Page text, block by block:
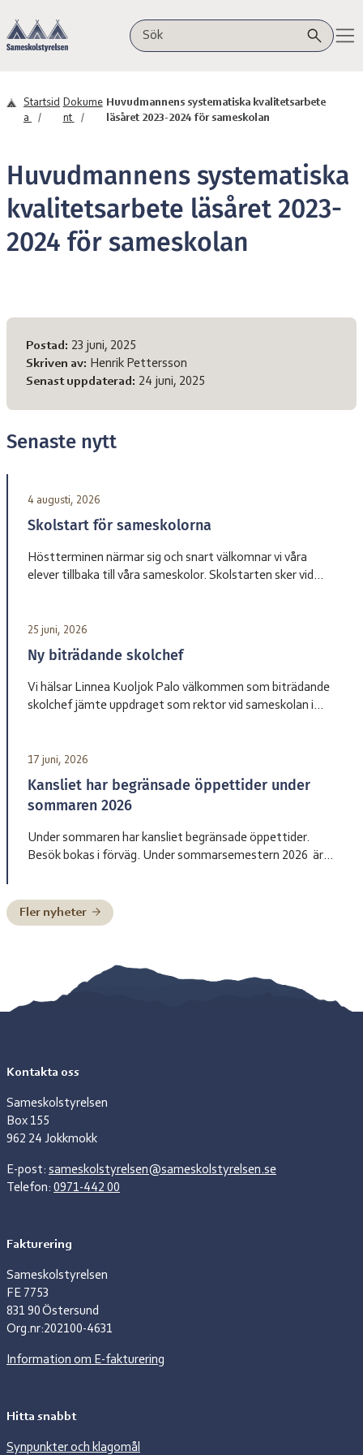
Sameskolstyrelsen
Sök på webbplatsen
Startsid
a
Dokume
nt
Huvudmannens systematiska kvalitetsarbete
läsåret 2023-2024 för sameskolan
Huvudmannens systematiska
kvalitetsarbete läsåret 2023-
2024 för sameskolan
Meta-information
Postad: 23 juni, 2025
Skriven av: Henrik Pettersson
Senast uppdaterad: 24 juni, 2025
Senaste nytt
4 augusti, 2026
Skolstart för sameskolorna
Höstterminen närmar sig och snart välkomnar vi våra
elever tillbaka till våra sameskolor. Skolstarten sker vid
Jåhkåmåhkke 20 augusti Vårdnadshavare får information
från respektive skola om tider för första skoldagen och
annan praktisk information inför terminsstarten. Vi ser
fram […]
25 juni, 2026
Ny biträdande skolchef
Vi hälsar Linnea Kuoljok Palo välkommen som biträdande
skolchef jämte uppdraget som rektor vid sameskolan i
17 juni, 2026
Kansliet har begränsade öppettider under
sommaren 2026
Under sommaren har kansliet begränsade öppettider.
Besök bokas i förväg. Under sommarsemestern 2026 är
Pittja träder in som tillförordnad skolchef 6 juli till och med
10 juli, Paulus Kuoljok träder in som tillförordnad skolchef
Fler nyheter
Kontakta oss
Sameskolstyrelsen
Box 155
962 24 Jokkmokk
E-post: sameskolstyrelsen@sameskolstyrelsen.se
Telefon: 0971-442 00
Fakturering
Sameskolstyrelsen
FE 7753
831 90 Östersund
Org.nr:202100-4631
Information om E-fakturering
Hitta snabbt
Synpunkter och klagomål